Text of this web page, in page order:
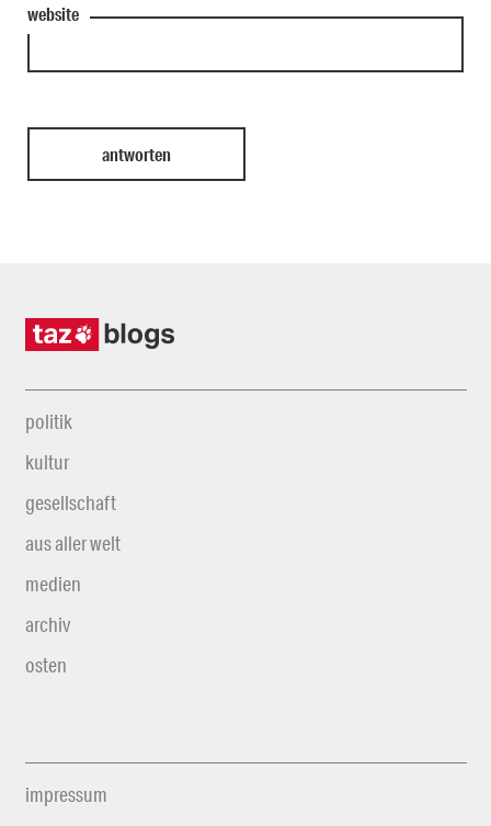
website
politik
kultur
gesellschaft
aus aller welt
medien
archiv
osten
impressum